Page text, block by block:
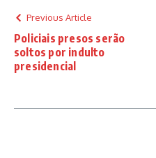
Previous Article
Policiais presos serão
soltos por indulto
presidencial